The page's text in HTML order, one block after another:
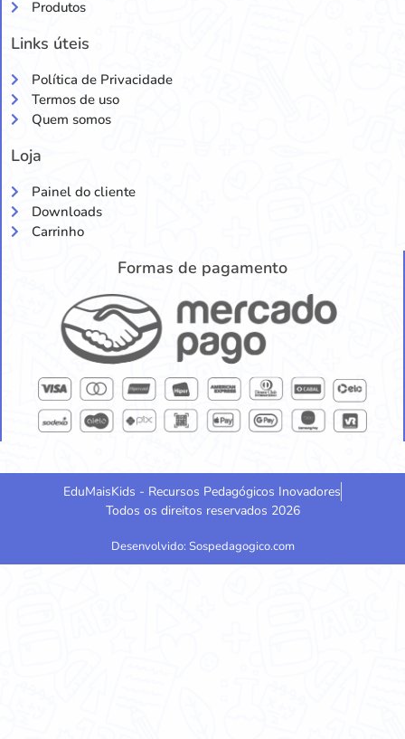
Produtos
Links úteis
Política de Privacidade
Termos de uso
Quem somos
Loja
Painel do cliente
Downloads
Carrinho
Formas de pagamento
EduMaisKids - Recursos Pedagógicos Inovadores
Todos os direitos reservados 2026
Desenvolvido: Sospedagogico.com